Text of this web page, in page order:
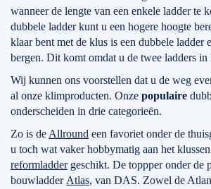
wanneer de lengte van een enkele ladder te
dubbele ladder kunt u een hogere hoogte
klaar bent met de klus is een dubbele ladder
bergen. Dit komt omdat u de twee ladders in
Wij kunnen ons voorstellen dat u de weg
al onze klimproducten. Onze populaire
onderscheiden in drie categorieën.
Zo is de Allround een favoriet onder de
u toch wat vaker hobbymatig aan het
reformladdergeschikt. De toppper onder de
bouwladder Atlas, van DAS. Zowel de